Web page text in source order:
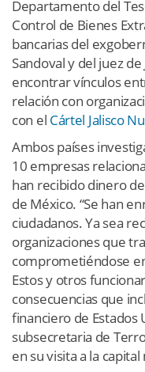
Departamento del
Control de Bienes
bancarias del
Sandoval y del juez
encontrar vínculos
relación con
con el Cártel Jalisco
Ambos países
10 empresas
han recibido dinero
de México. “Se han
ciudadanos. Ya sea
organizaciones que
comprometiéndose
Estos y otros
consecuencias que
financiero de Estados
subsecretaria de
en su visita a la